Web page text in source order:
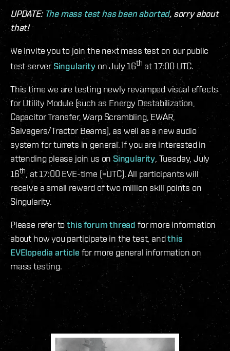
UPDATE: The mass test has been aborted, sorry about
that!
We invite you to join the next mass test on our public
test serverSingularity on July 16th at 17:00 UTC.
This time we are testing newly revamped visual effects
for Utility Module (such as Energy Destabilization,
Capacitor Transfer, Warp Scrambling, EWAR,
Salvagers/Tractor Beams), as well as a new audio
system for turrets in general. If you are interested in
attending please join us on Singularity, Tuesday, July
16th, at 17:00 EVE-time (=UTC). All participants will
receive a small reward of two million skill points on
Singularity.
Please refer tothis forum thread for more information
about how you participate in the test, andthis
EVElopedia article for more general information on
mass testing.